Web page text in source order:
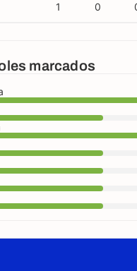
1 0
marcados